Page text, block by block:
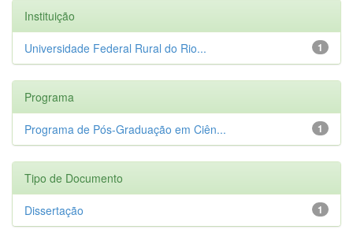
Instituição
1
Universidade Federal Rural do Rio...
Programa
1
Programa de Pós-Graduação em Ciên...
Tipo de Documento
1
Dissertação